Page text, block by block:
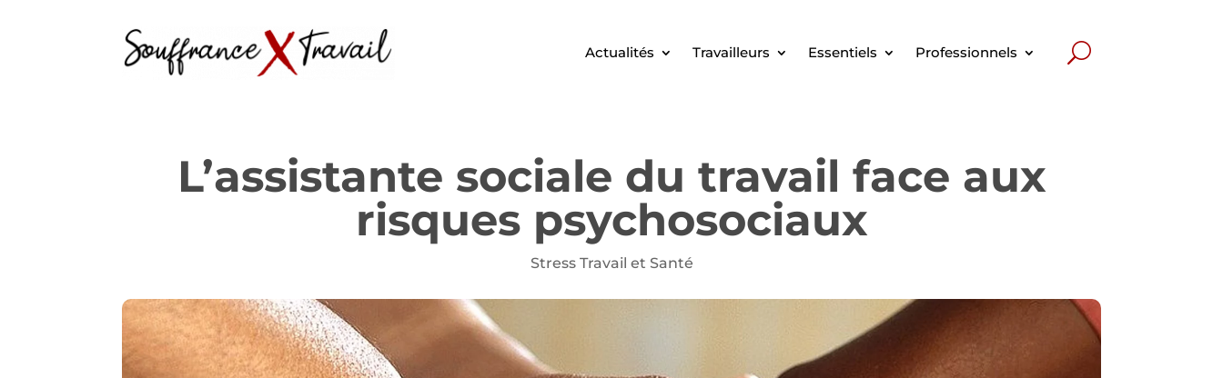
Actualités Travailleurs Essentiels Professionnels
L’assistante sociale du travail face aux
risques psychosociaux
Stress Travail et Santé